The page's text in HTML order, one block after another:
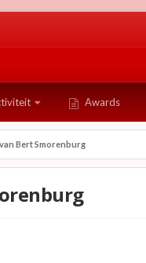
Awards
Bert Smorenburg